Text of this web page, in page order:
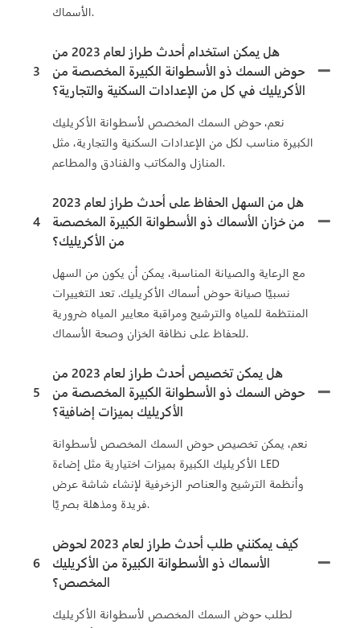
الأسماك.
3
هل يمكن استخدام أحدث طراز لعام 2023 من
حوض السمك ذو الأسطوانة الكبيرة المخصصة من
الأكريليك في كل من الإعدادات السكنية والتجارية؟
نعم، حوض السمك المخصص لأسطوانة الأكريليك
الكبيرة مناسب لكل من الإعدادات السكنية والتجارية، مثل
المنازل والمكاتب والفنادق والمطاعم.
4
هل من السهل الحفاظ على أحدث طراز لعام 2023
من خزان الأسماك ذو الأسطوانة الكبيرة المخصصة
من الأكريليك؟
مع الرعاية والصيانة المناسبة، يمكن أن يكون من السهل
نسبيًا صيانة حوض أسماك الأكريليك. تعد التغييرات
المنتظمة للمياه والترشيح ومراقبة معايير المياه ضرورية
للحفاظ على نظافة الخزان وصحة الأسماك.
5
هل يمكن تخصيص أحدث طراز لعام 2023 من
حوض السمك ذو الأسطوانة الكبيرة المخصصة من
الأكريليك بميزات إضافية؟
نعم، يمكن تخصيص حوض السمك المخصص لأسطوانة
الأكريليك الكبيرة بميزات اختيارية مثل إضاءة LED
وأنظمة الترشيح والعناصر الزخرفية لإنشاء شاشة عرض
فريدة ومذهلة بصريًا.
6
كيف يمكنني طلب أحدث طراز لعام 2023 لحوض
الأسماك ذو الأسطوانة الكبيرة من الأكريليك
المخصص؟
لطلب حوض السمك المخصص لأسطوانة الأكريليك